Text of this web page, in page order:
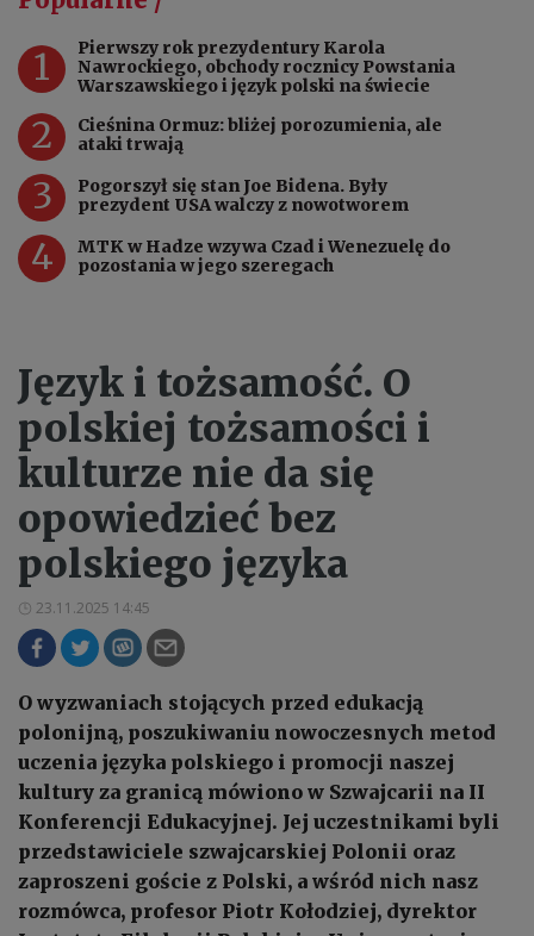
1
Pierwszy rok prezydentury Karola
Nawrockiego, obchody rocznicy Powstania
Warszawskiego i język polski na świecie
2
Cieśnina Ormuz: bliżej porozumienia, ale
ataki trwają
3
Pogorszył się stan Joe Bidena. Były
prezydent USA walczy z nowotworem
4
MTK w Hadze wzywa Czad i Wenezuelę do
pozostania w jego szeregach
Język i tożsamość. O
polskiej tożsamości i
kulturze nie da się
opowiedzieć bez
polskiego języka
23.11.2025 14:45
O wyzwaniach stojących przed edukacją
polonijną, poszukiwaniu nowoczesnych metod
uczenia języka polskiego i promocji naszej
kultury za granicą mówiono w Szwajcarii na II
Konferencji Edukacyjnej. Jej uczestnikami byli
przedstawiciele szwajcarskiej Polonii oraz
zaproszeni goście z Polski, a wśród nich nasz
rozmówca, profesor Piotr Kołodziej, dyrektor